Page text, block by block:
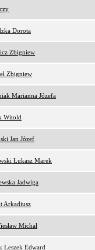
Dorota
Zbigniew
Zbigniew
Marianna Józefa
Witold
Jan Józef
Łukasz Marek
Jadwiga
Arkadiusz
Michał
Leszek Edward